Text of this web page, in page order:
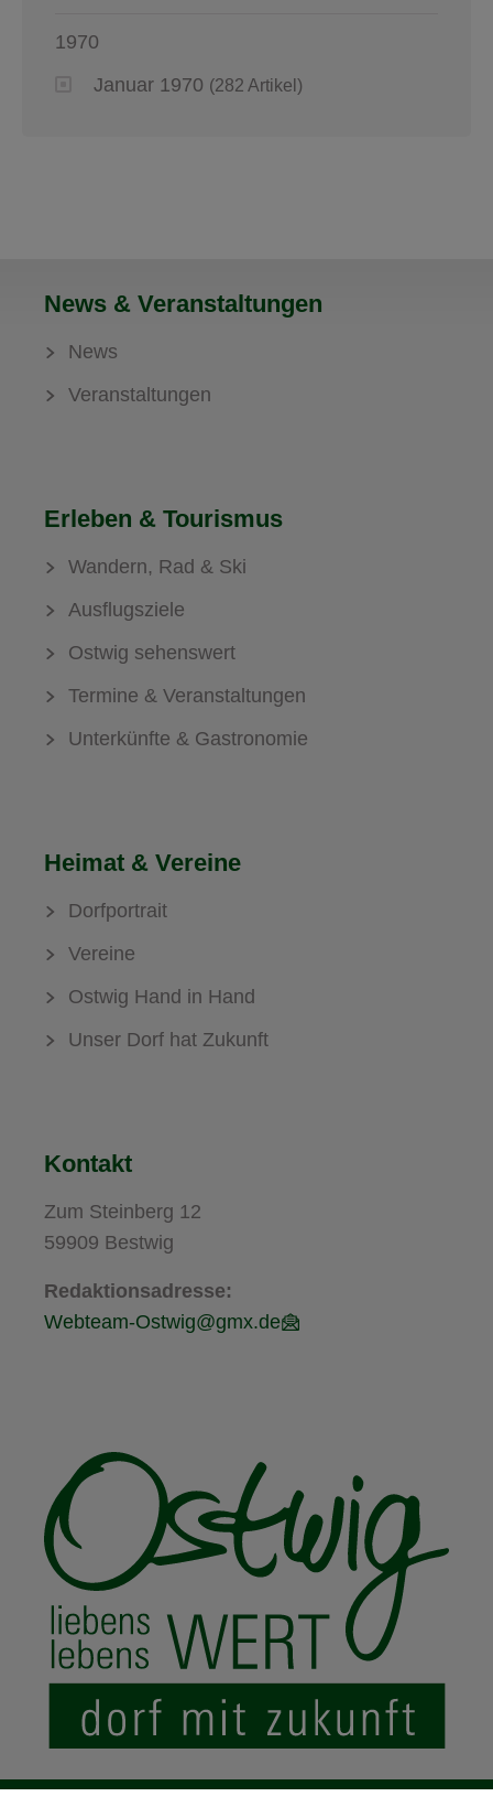
1970
Januar 1970 (282 Artikel)
News & Veranstaltungen
News
Veranstaltungen
Erleben & Tourismus
Wandern, Rad & Ski
Ausflugsziele
Ostwig sehenswert
Termine & Veranstaltungen
Unterkünfte & Gastronomie
Heimat & Vereine
Dorfportrait
Vereine
Ostwig Hand in Hand
Unser Dorf hat Zukunft
Kontakt
Zum Steinberg 12
59909 Bestwig
Redaktionsadresse:
Webteam-Ostwig@gmx.de